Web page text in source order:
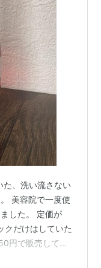
た、洗い流さない
美容院で一度使
した。 定価が
クだけはしていた
円で販売してい